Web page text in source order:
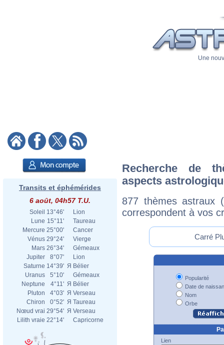
Une
Transits et éphémérides
6 août, 04h57 T.U.
Soleil 13°46'
Lion
Lune 15°11'
Taureau
Mercure 25°00'
Cancer
Vénus 29°24'
Vierge
Mars 26°34'
Gémeaux
Jupiter
8°07'
Lion
Saturne 14°39' Я Bélier
Uranus
5°10'
Gémeaux
Neptune
4°11' Я Bélier
Pluton
4°03' Я Verseau
Chiron
0°52' Я Taureau
Nœud vrai 29°54' Я Verseau
Lilith vraie 22°14' Capricorne
Recherche de
aspects
877 thèmes astraux
correspondent à vos
Carré
Popularité
Date de
Nom
Orbe
Lien